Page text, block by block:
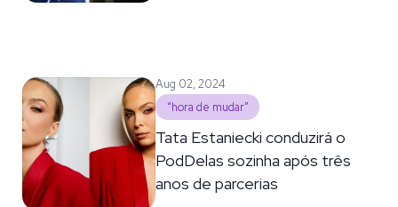
Aug 02, 2024
“hora de mudar”
Tata Estaniecki conduzirá o
PodDelas sozinha após três
anos de parcerias